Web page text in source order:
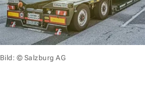
Bild: © Salzburg AG